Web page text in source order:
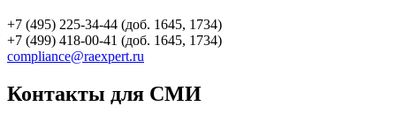
+7 (495) 225-34-44 (доб. 1645, 1734)
+7 (499) 418-00-41 (доб. 1645, 1734)
compliance@raexpert.ru
Контакты для СМИ